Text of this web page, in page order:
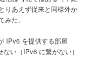
りあえず従来と同様外か
た。
IPv6 を提供する部屋
い（IPv6 に繋がない）